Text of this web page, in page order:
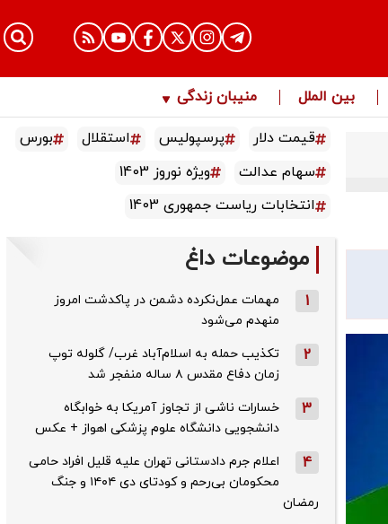
بین الملل منیبان زندگی
قیمت دلار پرسپولیس استقلال
بورس
سهام عدالت
ویژه نوروز 1403
انتخابات ریاست جمهوری 1403
موضوعات داغ
1
مهمات عمل‌نکرده دشمن در پاکدشت امروز
منهدم می‌شود
2
تکذیب حمله به اسلام‌آباد غرب/ گلوله توپ
زمان دفاع مقدس ۸ ساله منفجر شد
3
خسارات ناشی از تجاوز آمریکا به خوابگاه
دانشجویی دانشگاه علوم پزشکی اهواز + عکس
4
اعلام جرم دادستانی تهران علیه قلیل افراد حامی
محکومان بی‌رحم و کودتای دی‌ ۱۴۰۴ و جنگ
رمضان